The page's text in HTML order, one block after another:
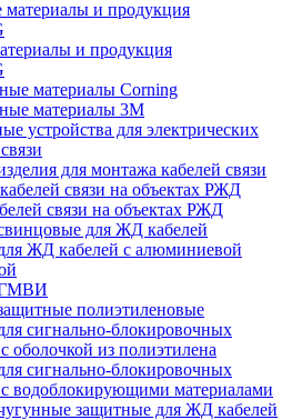
и продукция
материалы Corning
материалы 3M
устройства для электрических
для монтажа кабелей связи
связи на объектах РЖД
для ЖД кабелей
ЖД кабелей с алюминиевой
полиэтиленовые
сигнально-блокировочных
оболочкой из полиэтилена
сигнально-блокировочных
с водоблокирующими материалами
защитные для ЖД кабелей